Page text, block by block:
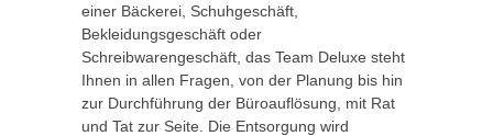
einer Bäckerei, Schuhgeschäft,
Bekleidungsgeschäft oder
Schreibwarengeschäft, das Team Deluxe steht
Ihnen in allen Fragen, von der Planung bis hin
zur Durchführung der Büroauflösung, mit Rat
und Tat zur Seite. Die Entsorgung wird